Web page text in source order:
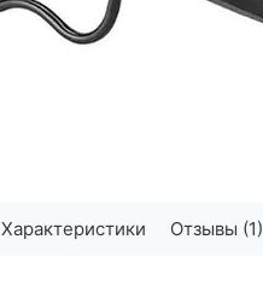
Характеристики Отзывы (1)